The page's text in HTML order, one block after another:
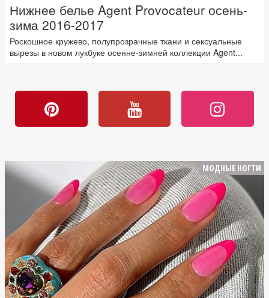
Нижнее белье Agent Provocateur осень-
зима 2016-2017
Роскошное кружево, полупрозрачные ткани и сексуальные
вырезы в новом лукбуке осенне-зимней коллекции Agent...
МОДНЫЕ НОГТИ